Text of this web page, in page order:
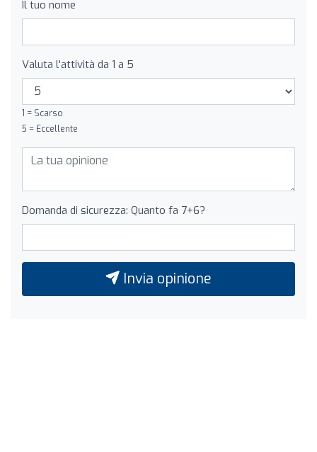
Il tuo nome
Valuta l'attività da 1 a 5
1 = Scarso
5 = Eccellente
Domanda di sicurezza: Quanto fa 7+6?
Invia opinione